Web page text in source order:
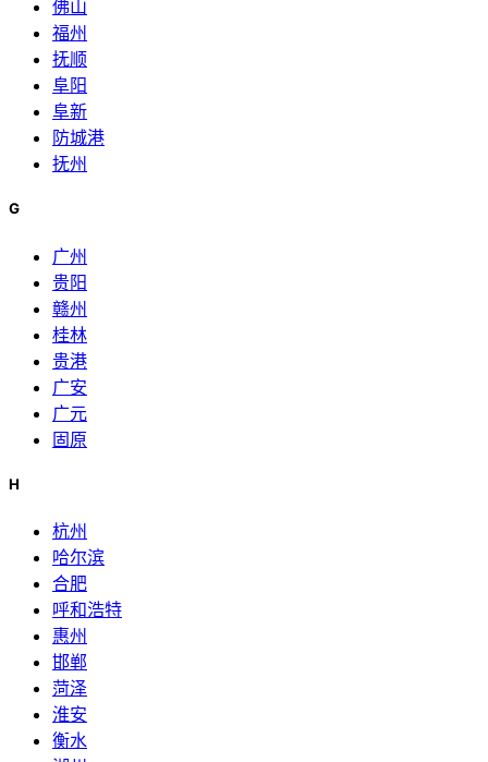
佛山
福州
抚顺
阜阳
阜新
防城港
抚州
G
广州
贵阳
赣州
桂林
贵港
广安
广元
固原
H
杭州
哈尔滨
合肥
呼和浩特
惠州
邯郸
菏泽
淮安
衡水